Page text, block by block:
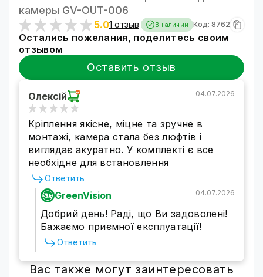
камеры GV-OUT-006
5.01 отзыв В наличии Код: 8762
Остались пожелания, поделитесь своим
отзывом
Оставить отзыв
Олексій 04.07.2026
Кріплення якісне, міцне та зручне в
монтажі, камера стала без люфтів і
виглядає акуратно. У комплекті є все
необхідне для встановлення
Ответить
GreenVision 04.07.2026
Добрий день! Раді, що Ви задоволені!
Бажаємо приємної експлуатації!
Ответить
Вас также могут заинтересовать